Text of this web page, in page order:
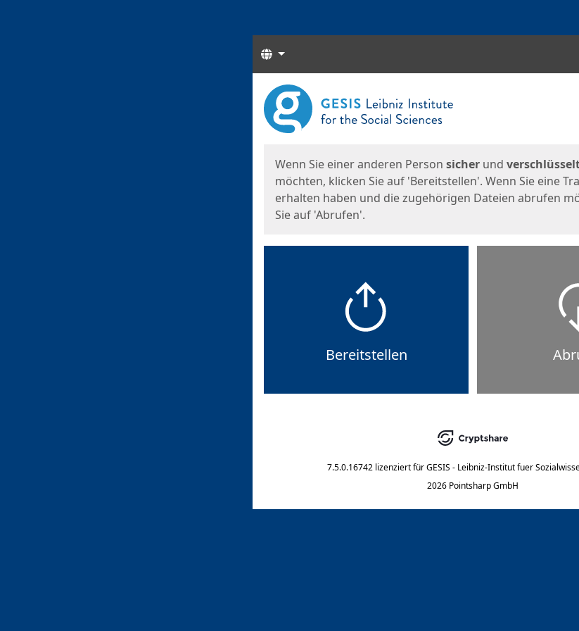
Sprachen
Start
Wenn Sie einer anderen Person sicher und
möchten, klicken Sie auf 'Bereitstellen'. Wenn Sie eine
erhalten haben und die zugehörigen Dateien abrufen
Sie auf 'Abrufen'.
Bereitstellen
7.5.0.16742 lizenziert für GESIS - Leibniz-Institut fuer
2026 Pointsharp GmbH